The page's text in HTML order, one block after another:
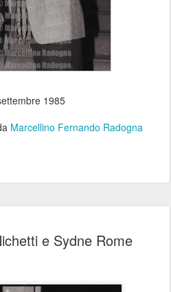
1985
Marcellino Fernando Radogna
e Sydne Rome